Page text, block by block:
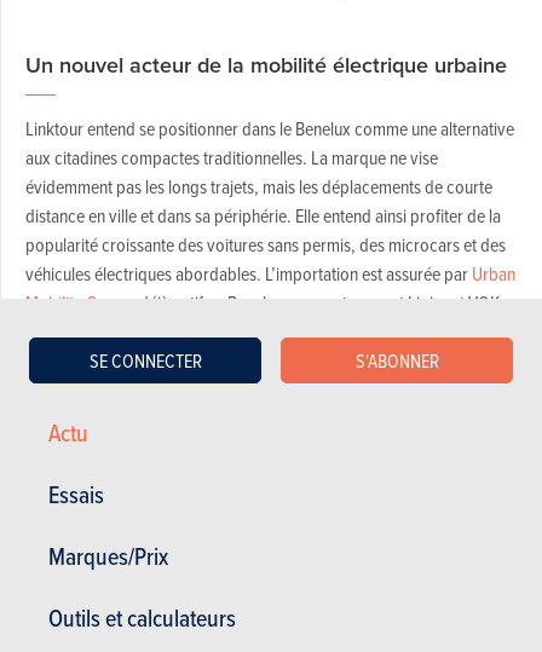
Actu
Essais
Marques/Prix
Outils et calculateurs
SE CONNECTER S'ABONNER
Un nouvel acteur de la mobilité électrique urbaine
Linktour entend se positionner dans le Benelux comme une alternative
aux citadines compactes traditionnelles. La marque ne vise
évidemment pas les longs trajets, mais les déplacements de courte
distance en ville et dans sa périphérie. Elle entend ainsi profiter de la
popularité croissante des voitures sans permis, des microcars et des
véhicules électriques abordables. L’importation est assurée parUrban
Mobility Group
, déjà actif au Benelux avec notamment Ligier et VOK
Cargo Bikes.